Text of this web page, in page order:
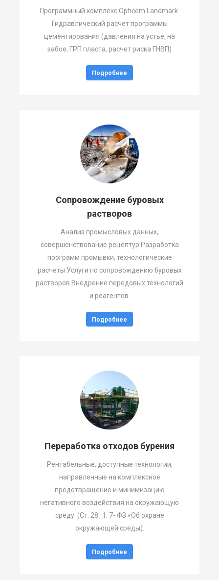
Программный комплекс Opticem Landmark.
Гидравлический расчет программы
цементирования (давления на устье, на
забое, ГРП пласта, расчет риска ГНВП)
Подробнее
Сопровождение буровых
растворов
Анализ промысловых данных,
совершенствование рецептур Разработка
программ промывки, технологические
расчеты Услуги по сопровождению буровых
растворов Внедрение передовых технологий
и реагентов.
Подробнее
Переработка отходов бурения
Рентабельные, доступные технологии,
направленные на комплексное
предотвращение и минимизацию
негативного воздействия на окружающую
среду. (Ст. 28_1. 7- ФЗ «Об охране
окружающей среды).
Подробнее